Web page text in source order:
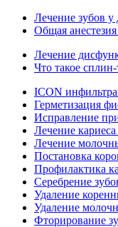
Лечение зубов у
Общая
Лечение
Что такое
ICON
Герметизация
Исправление
Лечение кариеса
Лечение
Постановка
Профилактика
Серебрение
Удаление
Удаление
Фторирование